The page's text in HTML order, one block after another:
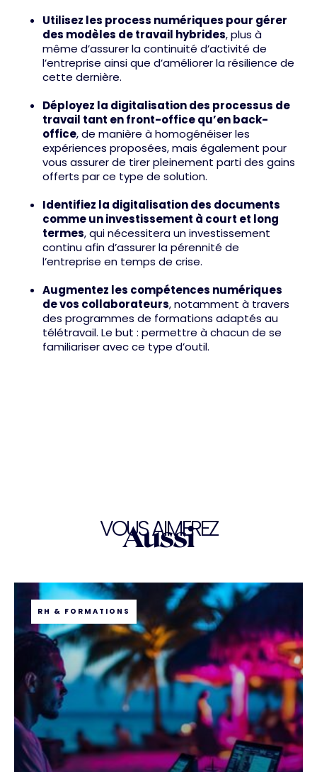
Utilisez les process numériques pour gérer
des modèles de travail hybrides, plus à
même d’assurer la continuité d’activité de
l’entreprise ainsi que d’améliorer la résilience de
cette dernière.
Déployez la digitalisation des processus de
travail tant en front-office qu’en back-
office, de manière à homogénéiser les
expériences proposées, mais également pour
vous assurer de tirer pleinement parti des gains
offerts par ce type de solution.
Identifiez la digitalisation des documents
comme un investissement à court et long
termes, qui nécessitera un investissement
continu afin d’assurer la pérennité de
l’entreprise en temps de crise.
Augmentez les compétences numériques
de vos collaborateurs, notamment à travers
des programmes de formations adaptés au
télétravail. Le but : permettre à chacun de se
familiariser avec ce type d’outil.
VOUS AIMEREZ
Aussi
RH & FORMATIONS